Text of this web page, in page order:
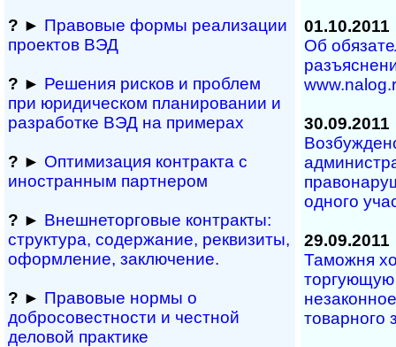
? ► Правовые формы реализации
проектов ВЭД
? ► Решения рисков и про­блем
при юридичес­ком планирова­нии и
разра­ботке ВЭД на примерах
? ► Оптимизация контракта с
иностранным партнером
? ► Внешнеторговые контракты:
структура, содержание, реквизиты,
оформление, заключение.
? ► Правовые нормы о
добросовестности и чест­ной
деловой практике
01.10.2011
Об
30.09.2011
одного
29.09.2011
Таможня
торгующую
товарного